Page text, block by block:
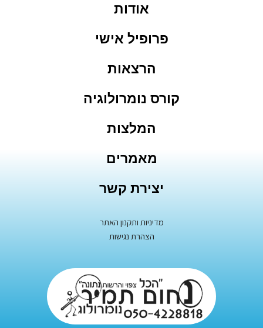
אודות
פרופיל אישי
הרצאות
קורס נומרולוגיה
המלצות
מאמרים
יצירת קשר
מדיניות ותקנון האתר
הצהרת נגישות